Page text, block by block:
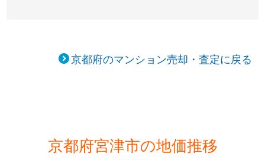
京都府のマンション売却・査定に戻る
京都府宮津市の地価推移